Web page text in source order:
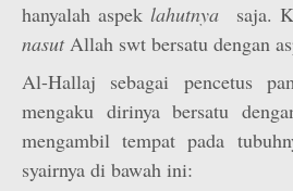
hanyalah aspeklahutnya saja.
nasutAllah swt bersatu dengan
Al-Hallaj sebagai pencetus
mengaku dirinya bersatu
mengambil tempat pada
syairnya di bawah ini: